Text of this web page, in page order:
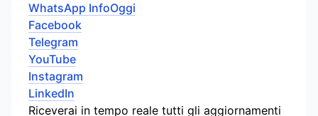
WhatsApp InfoOggi
Facebook
Telegram
YouTube
Instagram
LinkedIn
Riceverai in tempo reale tutti gli aggiornamenti